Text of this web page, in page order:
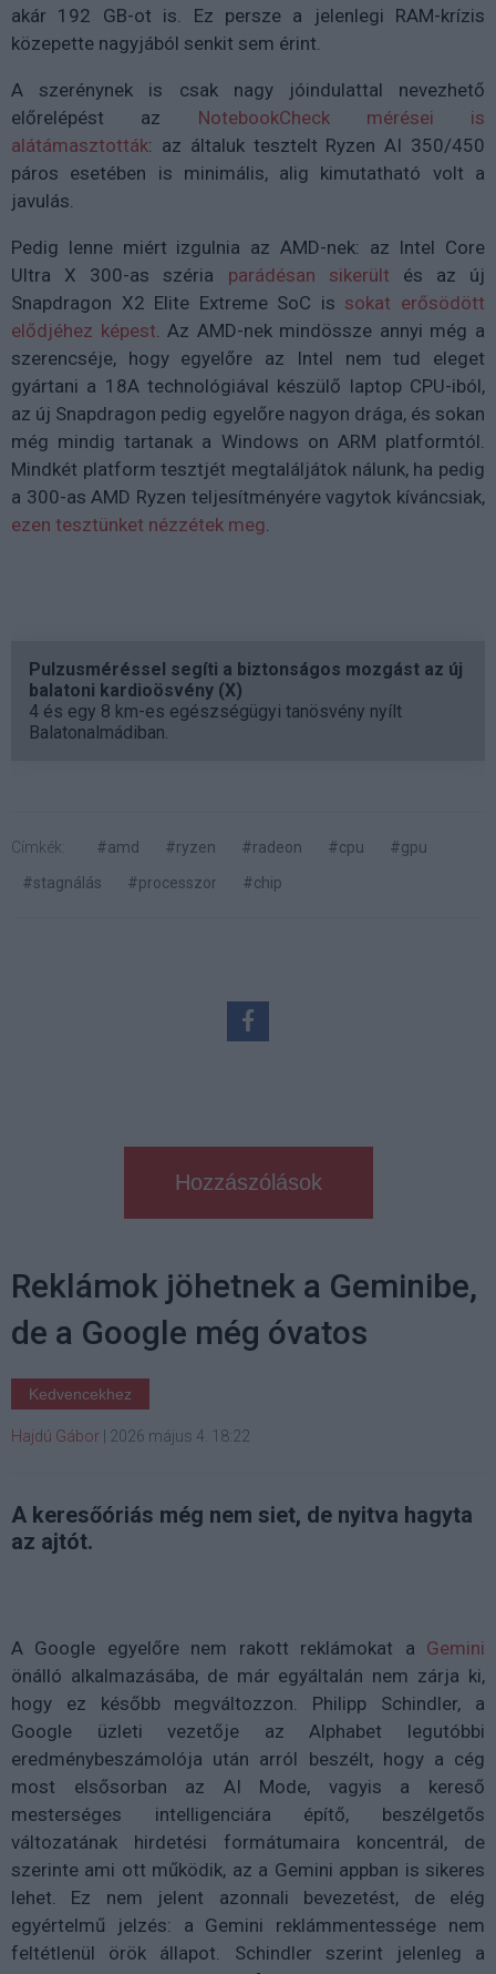
akár 192 GB-ot is. Ez persze a jelenlegi RAM-krízis
közepette nagyjából senkit sem érint.
A szerénynek is csak nagy jóindulattal nevezhető
előrelépést az NotebookCheck mérései is
alátámasztották: az általuk tesztelt Ryzen AI 350/450
páros esetében is minimális, alig kimutatható volt a
javulás.
Pedig lenne miért izgulnia az AMD-nek: az Intel Core
Ultra X 300-as széria parádésan sikerült és az új
Snapdragon X2 Elite Extreme SoC is sokat erősödött
elődjéhez képest. Az AMD-nek mindössze annyi még a
szerencséje, hogy egyelőre az Intel nem tud eleget
gyártani a 18A technológiával készülő laptop CPU-iból,
az új Snapdragon pedig egyelőre nagyon drága, és sokan
még mindig tartanak a Windows on ARM platformtól.
Mindkét platform tesztjét megtaláljátok nálunk, ha pedig
a 300-as AMD Ryzen teljesítményére vagytok kíváncsiak,
ezen tesztünket nézzétek meg.
Pulzusméréssel segíti a biztonságos mozgást az új
balatoni kardioösvény (X)
4 és egy 8 km-es egészségügyi tanösvény nyílt
Balatonalmádiban.
Címkék: #amd #ryzen #radeon #cpu
#gpu
#stagnálás
#processzor #chip
Hozzászólások
Reklámok jöhetnek a Geminibe,
de a Google még óvatos
Kedvencekhez
Hajdú Gábor | 2026 május 4. 18:22
A keresőóriás még nem siet, de nyitva hagyta
az ajtót.
A Google egyelőre nem rakott reklámokat a Gemini
önálló alkalmazásába, de már egyáltalán nem zárja ki,
hogy ez később megváltozzon. Philipp Schindler, a
Google üzleti vezetője az Alphabet legutóbbi
eredménybeszámolója után arról beszélt, hogy a cég
most elsősorban az AI Mode, vagyis a kereső
mesterséges intelligenciára építő, beszélgetős
változatának hirdetési formátumaira koncentrál, de
szerinte ami ott működik, az a Gemini appban is sikeres
lehet. Ez nem jelent azonnali bevezetést, de elég
egyértelmű jelzés: a Gemini reklámmentessége nem
feltétlenül örök állapot. Schindler szerint jelenleg a